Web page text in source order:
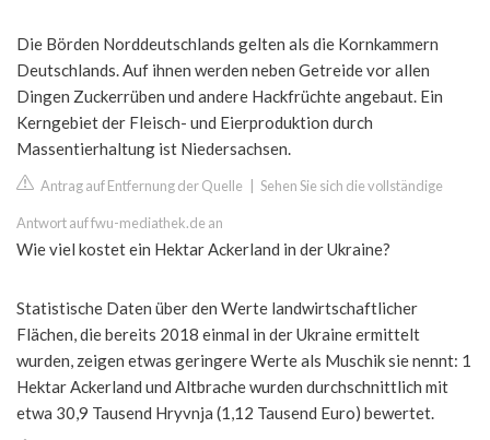
Die Börden Norddeutschlands gelten als die Kornkammern
Deutschlands. Auf ihnen werden neben Getreide vor allen
Dingen Zuckerrüben und andere Hackfrüchte angebaut. Ein
Kerngebiet der Fleisch- und Eierproduktion durch
Massentierhaltung ist Niedersachsen.
Antrag auf Entfernung der Quelle Sehen Sie sich die vollständige
Antwort auf fwu-mediathek.de an
Wie viel kostet ein Hektar Ackerland in der Ukraine?
Statistische Daten über den Werte landwirtschaftlicher
Flächen, die bereits 2018 einmal in der Ukraine ermittelt
wurden, zeigen etwas geringere Werte als Muschik sie nennt: 1
Hektar Ackerland und Altbrache wurden durchschnittlich mit
etwa 30,9 Tausend Hryvnja (1,12 Tausend Euro) bewertet.